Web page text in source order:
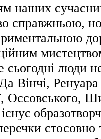
наших
справжньою,
люди
Вінчі,
Оссовського,